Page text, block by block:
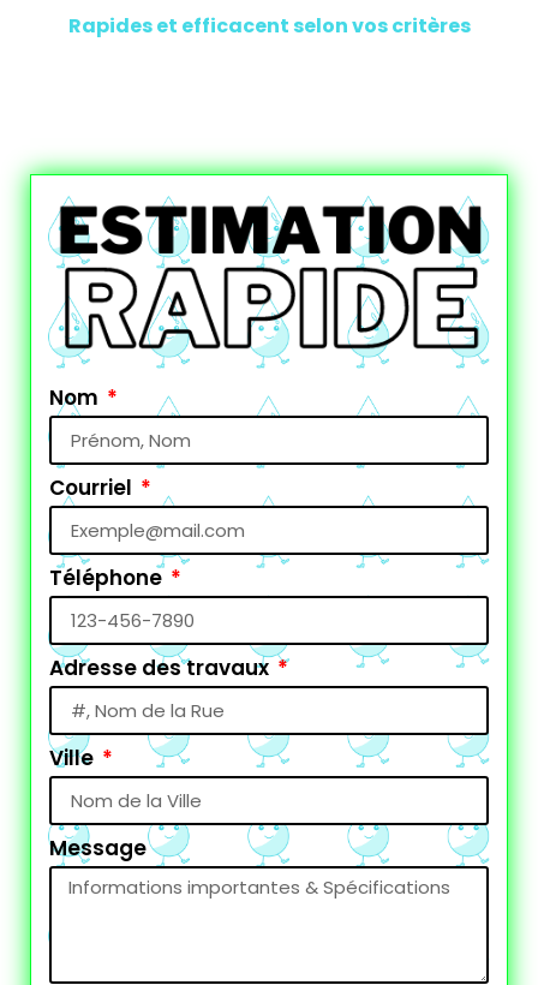
Rapides et efficacent selon vos critères
Nom
Courriel
Téléphone
Adresse des travaux
Ville
Message